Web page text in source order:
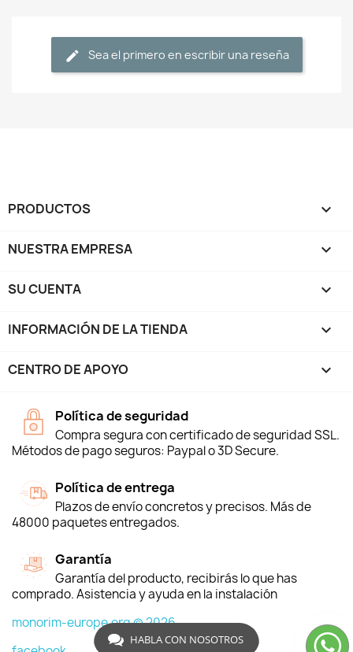
Sea el primero en escribir una reseña
PRODUCTOS 
NUESTRA EMPRESA 
SU CUENTA 
INFORMACIÓN DE LA TIENDA keyboard_arrow_down
CENTRO DE APOYO 
Política de seguridad
Compra segura con certificado de seguridad SSL.
Métodos de pago seguros: Paypal o 3D Secure.
Política de entrega
Plazos de envío concretos y precisos. Más de
48000 paquetes entregados.
Garantía
Garantía del producto, recibirás lo que has
comprado. Asistencia y ayuda en la instalación
monorim-europe.org © 2026
HABLA CON NOSOTROS